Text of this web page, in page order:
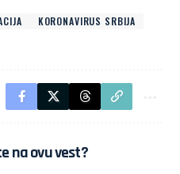
KORONAVIRUS SRBIJA
na ovu vest?